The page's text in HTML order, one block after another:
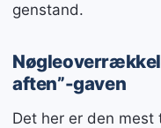
genstand.
aften”-gaven
Det her er den mest